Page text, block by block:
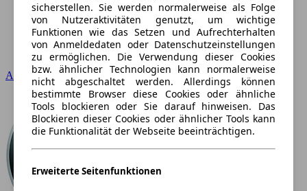
Audi
sicherstellen. Sie werden normalerweise als Folge
von Nutzeraktivitäten genutzt, um wichtige
Funktionen wie das Setzen und Aufrechterhalten
von Anmeldedaten oder Datenschutzeinstellungen
zu ermöglichen. Die Verwendung dieser Cookies
bzw. ähnlicher Technologien kann normalerweise
nicht abgeschaltet werden. Allerdings können
bestimmte Browser diese Cookies oder ähnliche
Tools blockieren oder Sie darauf hinweisen. Das
Blockieren dieser Cookies oder ähnlicher Tools kann
die Funktionalität der Webseite beeinträchtigen.
Erweiterte Seitenfunktionen